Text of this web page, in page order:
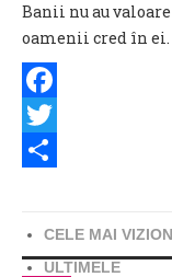
Banii nu au
oamenii cred în ei.
Facebook
Twitter
CELE MAI
ULTIMELE